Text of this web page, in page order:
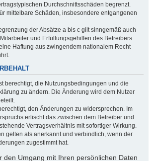
Durchschnittsschäden begrenzt.
mittelbare Schäden, insbesondere entgangenen
der Absätze a bis c gilt sinngemäß auch
und Erfüllungsgehilfen des Betreibers.
Haftung aus zwingendem nationalem Recht
berechtigt, die Nutzungsbedingungen und die
zu ändern. Die Änderung wird dem Nutzer
den Änderungen zu widersprechen. Im
erlischt das zwischen dem Betreiber und
Vertragsverhältnis mit sofortiger Wirkung.
gelten als anerkannt und verbindlich, wenn der
zugestimmt hat.
den Umgang mit Ihren persönlichen Daten